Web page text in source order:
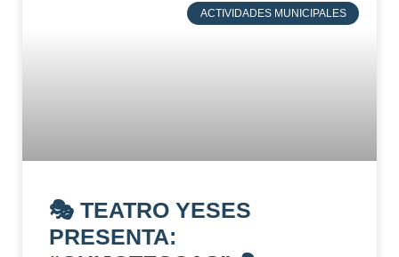
ACTIVIDADES MUNICIPALES
🎭 TEATRO YESES
PRESENTA: